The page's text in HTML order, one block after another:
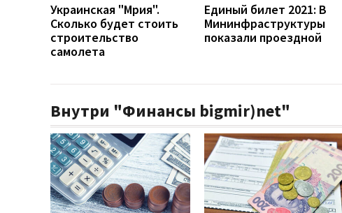
Украинская "Мрия".
Сколько будет стоить
строительство
самолета
Единый билет 2021: В
Мининфраструктуры
показали проездной
Внутри "Финансы bigmir)net"